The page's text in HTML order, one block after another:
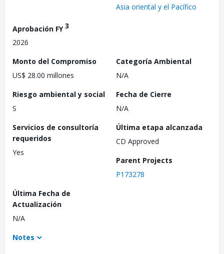
Asia oriental y el Pacífico
Aprobación FY3
2026
Monto del Compromiso
US$ 28.00 millones
Categoría Ambiental
N/A
Riesgo ambiental y social
S
Fecha de Cierre
N/A
Servicios de consultoría
requeridos
Yes
Última etapa alcanzada
CD Approved
Parent Projects
P173278
Última Fecha de
Actualización
N/A
Notes